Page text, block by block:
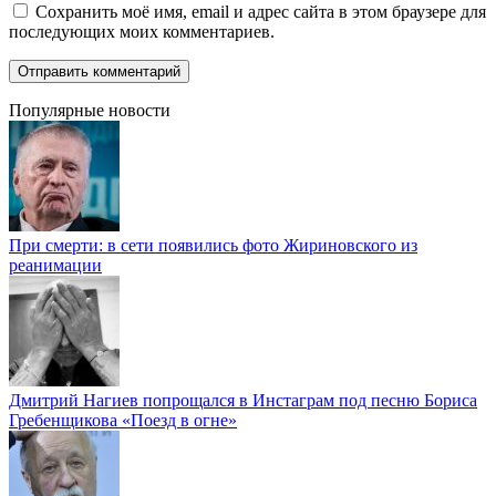
Сохранить моё имя, email и адрес сайта в этом браузере для
последующих моих комментариев.
Популярные новости
При смерти: в сети появились фото Жириновского из
реанимации
Дмитрий Нагиев попрощался в Инстаграм под песню Бориса
Гребенщикова «Поезд в огне»